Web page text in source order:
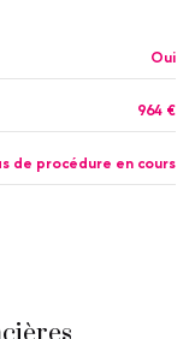
Oui
964 €
de procédure en cours